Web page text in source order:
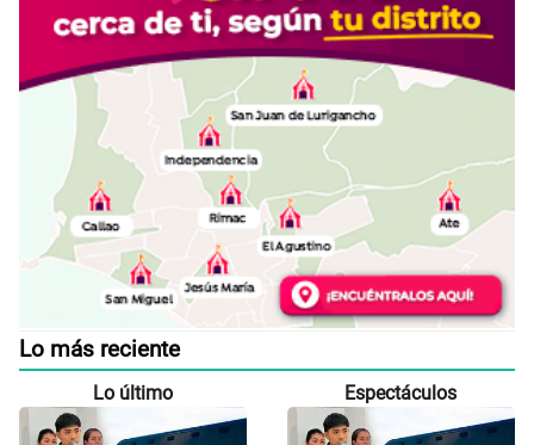
Lo más reciente
Lo último Espectáculos